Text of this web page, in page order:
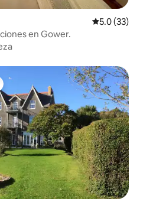
Calificación
5.0 (33)
en Gower.